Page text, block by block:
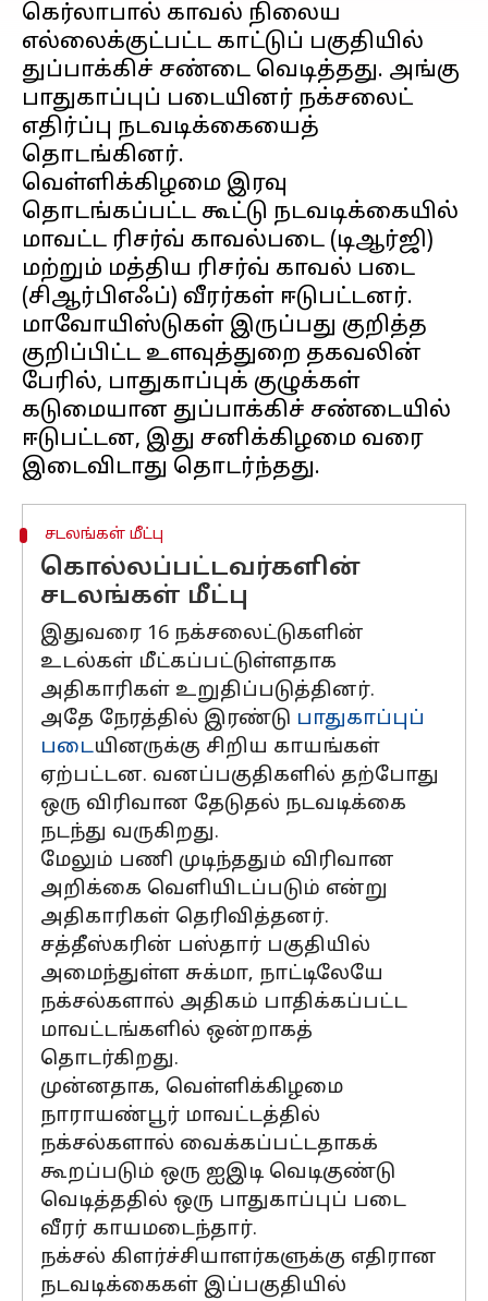
கெர்லாபால் காவல் நிலைய
எல்லைக்குட்பட்ட காட்டுப் பகுதியில்
துப்பாக்கிச் சண்டை வெடித்தது. அங்கு
பாதுகாப்புப் படையினர் நக்சலைட்
எதிர்ப்பு நடவடிக்கையைத்
தொடங்கினர்.
வெள்ளிக்கிழமை இரவு
தொடங்கப்பட்ட கூட்டு நடவடிக்கையில்
மாவட்ட ரிசர்வ் காவல்படை (டிஆர்ஜி)
மற்றும் மத்திய ரிசர்வ் காவல் படை
(சிஆர்பிஎஃப்) வீரர்கள் ஈடுபட்டனர்.
மாவோயிஸ்டுகள் இருப்பது குறித்த
குறிப்பிட்ட உளவுத்துறை தகவலின்
பேரில், பாதுகாப்புக் குழுக்கள்
கடுமையான துப்பாக்கிச் சண்டையில்
ஈடுபட்டன, இது சனிக்கிழமை வரை
சடலங்கள் மீட்பு
கொல்லப்பட்டவர்களின்
சடலங்கள் மீட்பு
இதுவரை 16 நக்சலைட்டுகளின்
உடல்கள் மீட்கப்பட்டுள்ளதாக
அதிகாரிகள் உறுதிப்படுத்தினர்.
அதே நேரத்தில் இரண்டு பாதுகாப்புப்
படையினருக்கு சிறிய காயங்கள்
ஏற்பட்டன. வனப்பகுதிகளில் தற்போது
ஒரு விரிவான தேடுதல் நடவடிக்கை
நடந்து வருகிறது.
மேலும் பணி முடிந்ததும் விரிவான
அறிக்கை வெளியிடப்படும் என்று
அதிகாரிகள் தெரிவித்தனர்.
சத்தீஸ்கரின் பஸ்தார் பகுதியில்
அமைந்துள்ள சுக்மா, நாட்டிலேயே
நக்சல்களால் அதிகம் பாதிக்கப்பட்ட
மாவட்டங்களில் ஒன்றாகத்
தொடர்கிறது.
முன்னதாக, வெள்ளிக்கிழமை
நாராயண்பூர் மாவட்டத்தில்
நக்சல்களால் வைக்கப்பட்டதாகக்
கூறப்படும் ஒரு ஐஇடி வெடிகுண்டு
வெடித்ததில் ஒரு பாதுகாப்புப் படை
வீரர் காயமடைந்தார்.
நக்சல் கிளர்ச்சியாளர்களுக்கு எதிரான
நடவடிக்கைகள் இப்பகுதியில்